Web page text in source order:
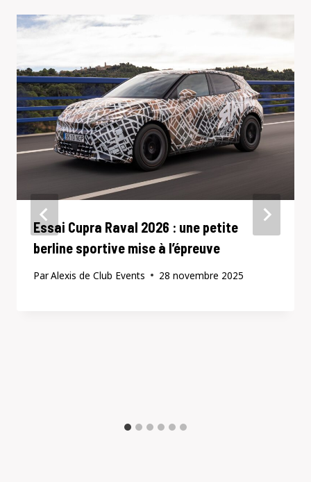
Essai Cupra Raval 2026 : une petite
berline sportive mise à l’épreuve
ParAlexis de Club Events 28 novembre 2025